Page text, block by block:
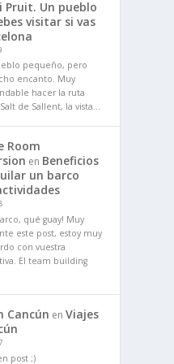
Pruit. Un pueblo
visitar si vas
pequeño, pero
encanto. Muy
hacer la ruta
de Sallent, la vista…
Room
en Beneficios
un barco
qué guay! Muy
este post, estoy muy
con vuestra
El team building
Cancún en Viajes
post ;)